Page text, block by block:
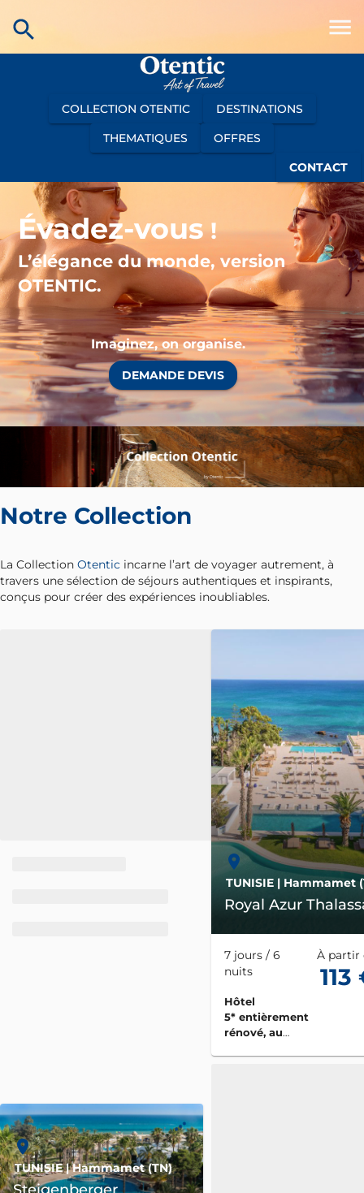
COLLECTION OTENTIC
DESTINATIONS
THEMATIQUES
OFFRES
CONTACT
Évadez-vous!
L’élégance du monde, version
OTENTIC.
Imaginez, on organise.
DEMANDE DEVIS
Notre Collection
La Collection Otentic incarne l’art de voyager autrement, à
travers une sélection de séjours authentiques et inspirants,
conçus pour créer des expériences inoubliables.
TUNISIE | Hammamet
Royal Azur
7 jours / 6
nuits
Hôtel
5* entièrement
rénové, au
À partir
113
TUNISIE| Hammamet (TN)